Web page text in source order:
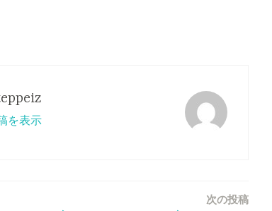
を表示
次の投稿